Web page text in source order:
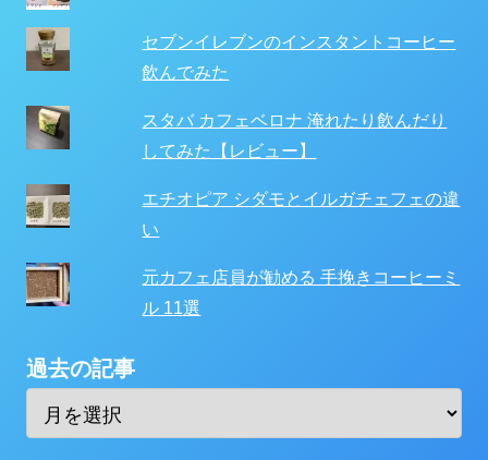
セブンイレブンのインスタントコーヒー
飲んでみた
スタバ カフェベロナ 淹れたり飲んだり
してみた【レビュー】
エチオピア シダモとイルガチェフェの違
い
元カフェ店員が勧める 手挽きコーヒーミ
ル 11選
過去の記事